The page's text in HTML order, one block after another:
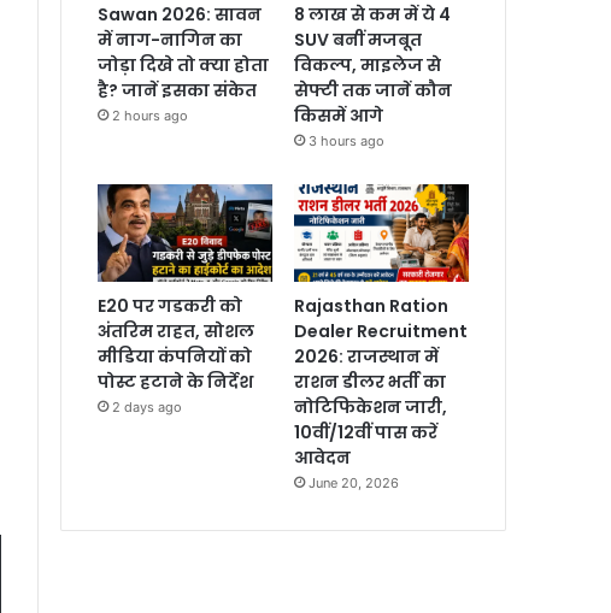
Sawan 2026: सावन
में नाग-नागिन का
जोड़ा दिखे तो क्या होता
है? जानें इसका संकेत
2 hours ago
8 लाख से कम में ये 4
SUV बनीं मजबूत
विकल्प, माइलेज से
सेफ्टी तक जानें कौन
किसमें आगे
3 hours ago
E20 पर गडकरी को
अंतरिम राहत, सोशल
मीडिया कंपनियों को
पोस्ट हटाने के निर्देश
2 days ago
Rajasthan Ration
Dealer Recruitment
2026: राजस्थान में
राशन डीलर भर्ती का
नोटिफिकेशन जारी,
10वीं/12वीं पास करें
आवेदन
June 20, 2026